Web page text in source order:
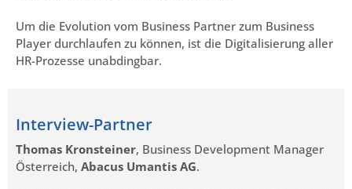
Um die Evolution vom Business Partner zum Business
Player durchlaufen zu können, ist die Digitalisierung aller
HR-Prozesse unabdingbar.
Interview-Partner
Thomas Kronsteiner, Business Development Manager
Österreich, Abacus Umantis AG.